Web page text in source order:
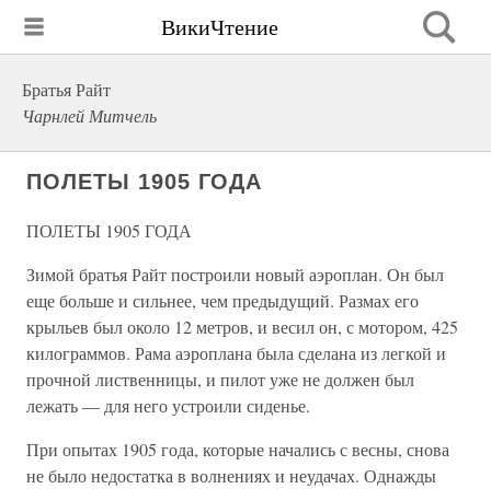
ВикиЧтение
Братья Райт
Чарнлей Митчель
ПОЛЕТЫ 1905 ГОДА
ПОЛЕТЫ 1905 ГОДА
Зимой братья Райт построили новый аэроплан. Он был
еще больше и сильнее, чем предыдущий. Размах его
крыльев был около 12 метров, и весил он, с мотором, 425
килограммов. Рама аэроплана была сделана из легкой и
прочной лиственницы, и пилот уже не должен был
лежать — для него устроили сиденье.
При опытах 1905 года, которые начались с весны, снова
не было недостатка в волнениях и неудачах. Однажды